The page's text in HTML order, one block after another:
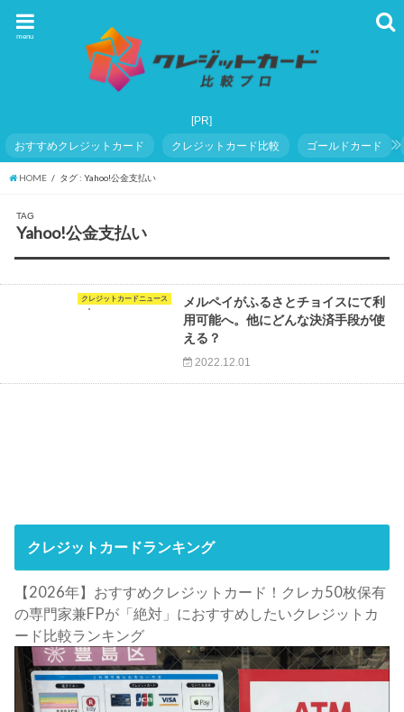
menu
おすすめクレジットカード クレジットカード比較 ゴールドカード
HOME タグ : Yahoo!公金支払い
TAG
Yahoo!公金支払い
クレジットカードニュース
メルペイがふるさとチョイスにて利
用可能へ。他にどんな決済手段が使
える？
2022.12.01
クレジットカードランキング
【2026年】おすすめクレジットカード！クレカ50枚保有
の専門家兼FPが「絶対」におすすめしたいクレジットカ
ード比較ランキング